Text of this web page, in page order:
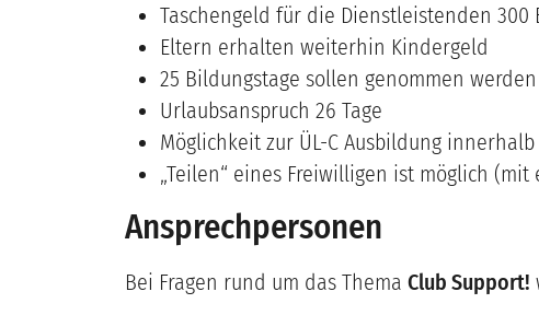
Taschengeld für die Dienstleistenden 300
Eltern erhalten weiterhin Kindergeld
25 Bildungstage sollen genommen werden
Urlaubsanspruch 26 Tage
Möglichkeit zur ÜL-C Ausbildung
„Teilen“ eines Freiwilligen ist möglich
Ansprechpersonen
Bei Fragen rund um das Thema Club Support!